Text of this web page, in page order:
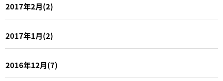
2017年2月(2)
2017年1月(2)
2016年12月(7)